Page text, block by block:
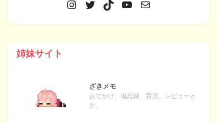
姉妹サイト
ざきメモ
おでかけ、備忘録、育児、レビューと
か。